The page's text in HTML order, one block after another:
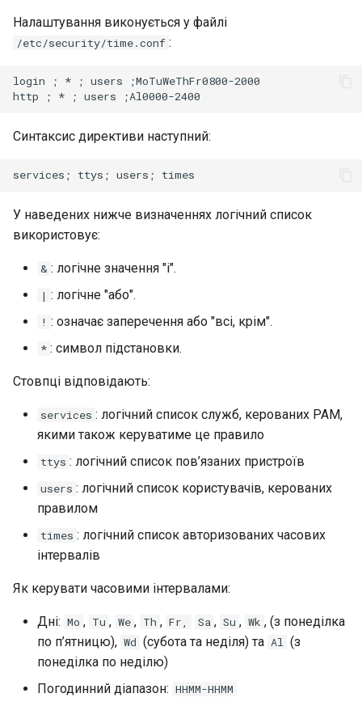
Налаштування виконується у файлі
/etc/security/time.conf :
login ; * ; users ;MoTuWeThFr0800-2000
Синтаксис директиви наступний:
У наведених нижче визначеннях логічний список
використовує:
& : логічне значення "і".
| : логічне "або".
! : означає заперечення або "всі, крім".
* : символ підстановки.
Стовпці відповідають:
services : логічний список служб, керованих PAM,
якими також керуватиме це правило
ttys : логічний список пов’язаних пристроїв
users : логічний список користувачів, керованих
правилом
times : логічний список авторизованих часових
інтервалів
Як керувати часовими інтервалами:
Дні: Mo , Tu , We , Th , Fr, Sa , Su , Wk , (з понеділка
по п’ятницю), Wd (субота та неділя) та Al (з
понеділка по неділю)
Погодинний діапазон: HHMM-HHMM